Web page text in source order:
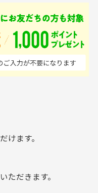
品ですが綺麗に梱包され
り商品を大切にして
感が伝わってきまし
「フロント部分に汚
り」と記載ありまし
す。
発送業務は致しておりま
となります。入金確認後
振込み期限とさせ
異なっている場合
やダメージがある商品
けます。
ただきます。